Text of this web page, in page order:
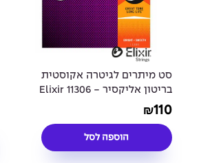
סט מיתרים לגיטרה אקוסטית
בריטון אליקסיר - Elixir 11306
Acoustic 80/20 NANOWEB®
₪110
הוספה לסל